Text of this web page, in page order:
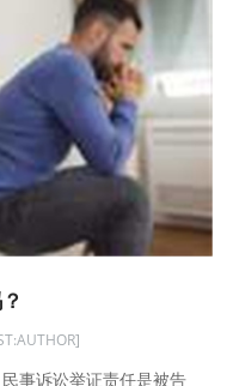
事诉讼举证责任是被告